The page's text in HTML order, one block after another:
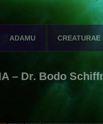
ADAMU CREATURAE
– Dr. Bodo